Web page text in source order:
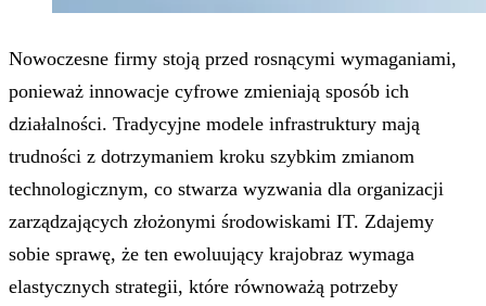
Nowoczesne firmy stoją przed rosnącymi wymaganiami,
ponieważ innowacje cyfrowe zmieniają sposób ich
działalności. Tradycyjne modele infrastruktury mają
trudności z dotrzymaniem kroku szybkim zmianom
technologicznym, co stwarza wyzwania dla organizacji
zarządzających złożonymi środowiskami IT. Zdajemy
sobie sprawę, że ten ewoluujący krajobraz wymaga
elastycznych strategii, które równoważą potrzeby